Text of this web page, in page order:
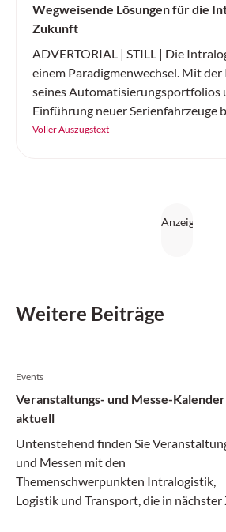
Wegweisende Lösungen für die
Zukunft
ADVERTORIAL | STILL | Die
einem Paradigmenwechsel. Mit
seines Automatisierungsportfolios
Einführung neuer Serienfahrzeuge
Position als führender
Voller Auszugstext
Weitere Beiträge
Events
Veranstaltungs- und Messe-Kalender
aktuell
Untenstehend finden Sie
und Messen mit den
Themenschwerpunkten Intralogistik,
Logistik und Transport, die in nächster